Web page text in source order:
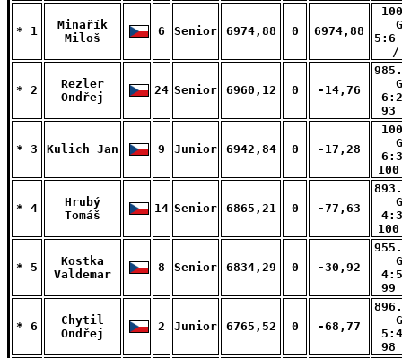
* 1
Minařík
Miloš
6 Senior 6974,88 0 6974,88
5:6
/
* 2
Rezler
Ondřej
24 Senior 6960,12 0 -14,76
* 3 Kulich Jan 9 Junior 6942,84 0 -17,28
* 4
Hrubý
Tomáš
14 Senior 6865,21 0 -77,63
* 5
Kostka
Valdemar
8 Senior 6834,29 0 -30,92
* 6
Chytil
Ondřej
2 Junior 6765,52 0 -68,77